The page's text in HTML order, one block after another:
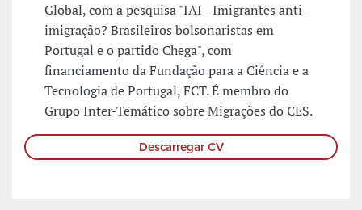
Global, com a pesquisa "IAI - Imigrantes anti-
imigração? Brasileiros bolsonaristas em
Portugal e o partido Chega", com
financiamento da Fundação para a Ciência e a
Tecnologia de Portugal, FCT. É membro do
Grupo Inter-Temático sobre Migrações do CES.
Descarregar CV